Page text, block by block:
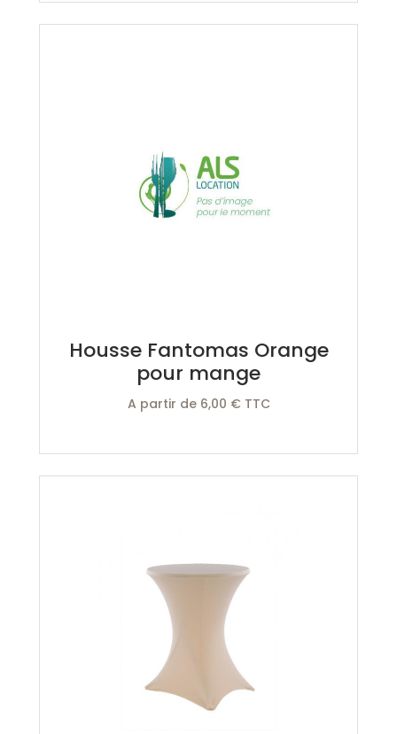
Housse Fantomas Orange
pour mange
A partir de 6,00 € TTC